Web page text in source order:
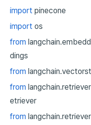
import pinecone
import os
from
dings
from
from
etriever
from